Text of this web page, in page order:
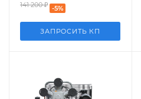
141 200₽ -5%
ЗАПРОСИТЬ КП